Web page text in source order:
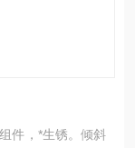
件，*生锈。倾斜